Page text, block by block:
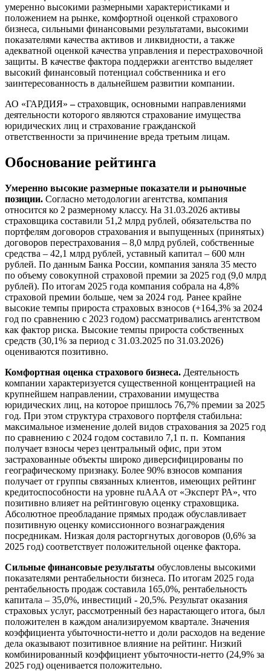
умеренно высокими размерными характеристиками и
положением на рынке, комфортной оценкой страхового
бизнеса, сильными финансовыми результатами, высокими
показателями качества активов и ликвидности, а также
адекватной оценкой качества управления и перестраховочной
защиты. В качестве фактора поддержки агентство выделяет
высокий финансовый потенциал собственника и его
заинтересованность в дальнейшем развитии компании.
АО «ГАРДИЯ»–страховщик, основными направлениями
деятельности которого являются страхование имущества
юридических лиц и страхование гражданской
ответственности за причинение вреда третьим лицам.
Обоснование рейтинга
Умеренно высокие размерные показатели и рыночные
позиции. Согласно методологии агентства, компания
относится ко 2 размерному классу. На 31.03.2026 активы
страховщика составили 51,2 млрд рублей, обязательства по
портфелям договоров страхования и выпущенных (принятых)
договоров перестрахования – 8,0 млрд рублей, собственные
средства – 42,1 млрд рублей, уставный капитал – 600 млн
рублей. По данным Банка России, компания заняла 35 место
по объему совокупной страховой премии за 2025 год (9,0 млрд
рублей). По итогам 2025 года компания собрала на 4,8%
страховой премии больше, чем за 2024 год. Ранее крайне
высокие темпы прироста страховых взносов (+164,3% за 2024
год по сравнению с 2023 годом) рассматривались агентством
как фактор риска. Высокие темпы прироста собственных
средств (30,1% за период с 31.03.2025 по 31.03.2026)
оцениваются позитивно.
Комфортная оценка страхового бизнеса. Деятельность
компании характеризуется существенной концентрацией на
крупнейшем направлении, страховании имущества
юридических лиц, на которое пришлось 76,7% премии за 2025
год. При этом структура страхового портфеля стабильна:
максимальное изменение долей видов страхования за 2025 год
по сравнению с 2024 годом составило 7,1 п. п. Компания
получает взносы через центральный офис, при этом
застрахованные объекты широко диверсифицированы по
географическому признаку. Более 90% взносов компания
получает от группы связанных клиентов, имеющих рейтинг
кредитоспособности на уровне ruAAA от «Эксперт РА», что
позитивно влияет на рейтинговую оценку страховщика.
Абсолютное преобладание прямых продаж обуславливает
позитивную оценку комиссионного вознаграждения
посредникам. Низкая доля расторгнутых договоров (0,6% за
2025 год) соответствует положительной оценке фактора.
Сильные финансовые результаты обусловлены высокими
показателями рентабельности бизнеса. По итогам 2025 года
рентабельность продаж составила 165,0%, рентабельность
капитала – 35,0%, инвестиций - 20,5%. Результат оказания
страховых услуг, рассмотренный без нарастающего итога, был
положителен в каждом анализируемом квартале. Значения
коэффициента убыточности-нетто и доли расходов на ведение
дела оказывают позитивное влияние на рейтинг. Низкий
комбинированный коэффициент убыточности-нетто (24,9% за
2025 год) оценивается положительно.